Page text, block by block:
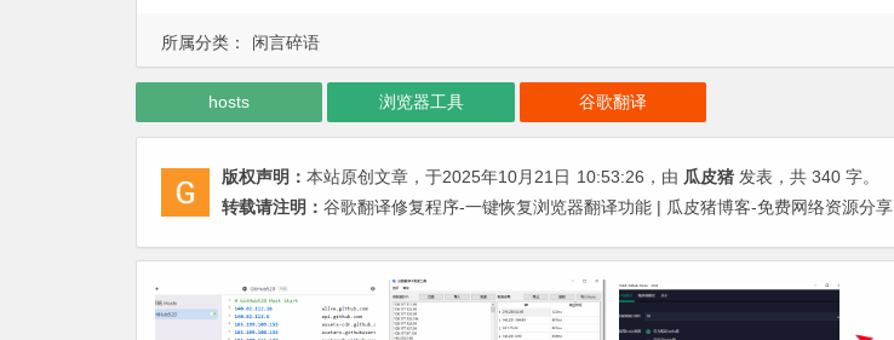
所属分类： 闲言碎语
hosts 浏览器工具 谷歌翻译
版权声明： 本站原创文章，于2025年10月21日 10:53:26 ，由 瓜皮猪 发表，共 340 字。
转载请注明： 谷歌翻译修复程序-一键恢复浏览器翻译功能 | 瓜皮猪博客-免费网络资源分享